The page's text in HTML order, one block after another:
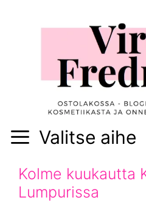
Valitse aihe
Kolme kuukautta
Lumpurissa